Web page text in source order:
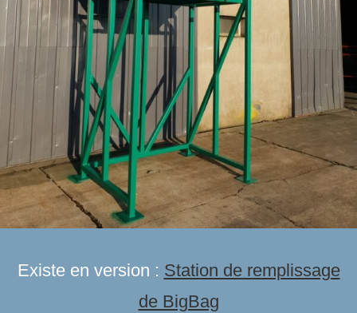
Existe en version : Station de remplissage
de BigBag